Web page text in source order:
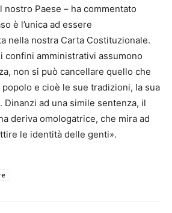
Paese – ha commentato
è l’unica ad essere
nella nostra Carta Costituzionale.
confini amministrativi assumono
non si può cancellare quello che
e cioè le sue tradizioni, la sua
Dinanzi ad una simile sentenza, il
deriva omologatrice, che mira ad
le identità delle genti».